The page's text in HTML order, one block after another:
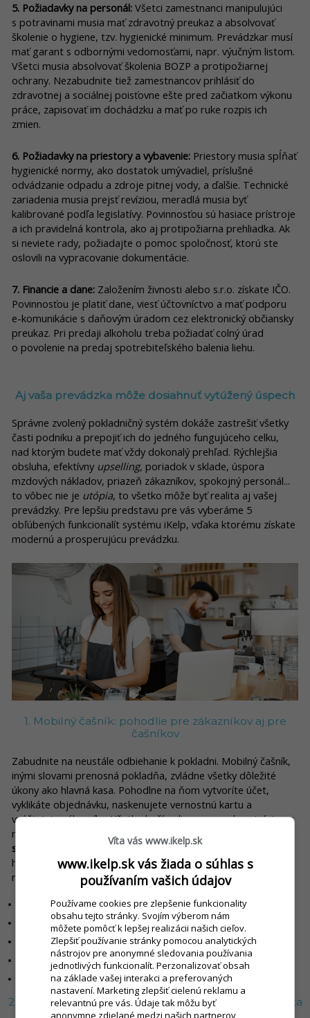
5. Požiadavky na personál: Všetci zamestnanci manipulujúci
s potravinami musia mať zdravotný preukaz a absolvovať
školenie o hygiene, tzv. hygienické minimum. Prevádzkar musí
mať garant s odbornými vedomosťami, napr. výučným listom.
Všetci musia absolvovať školenia BOZP a protipožiarnej
ochrany. Nezabudnite tiež zamestnancov prihlásiť do
zdravotnej a sociálnej poisťovne ešte pred začiatkom výkonu
práce, zapisovať im dochádzku a mať po ruke rozpis ich
zmien.
6. Požiadavky na priestory a vybavenie: Priestory musia spĺňať
hygienické normy, ako dostatok umývadiel, príslušné
odvádzanie odpadu a zdroje pitnej vody, a ďalšie. Technické
zariadenia musia prejsť revíziou, meradlá musia byť
kalibrované podľa legislatívy. Povinnosťou sú hasiace prístroje
a ich pravidelná kontrola, ako aj protipožiarna prehliadka. Ak
si neviete rady, požiadajte o pomoc spoločnosť, ktorú ste
oslovili na vypracovanie dokumentácie.
7. Financie a dane: Založením živnosti alebo s.r.o. získate IČO.
Povinnosťou je platiť dane, viesť účtovníctvo a mať podporu
e-komunikácie s daňovým úradom cez elektronický občiansky
preukaz. Pri predaji alkoholu treba požiadať colný úrad
o povolenie na predaj spotrebiteľského balenia liehu.
Aj vaša prevádzka môže dosiahnuť vytúžený úspech
Správne zvolený pokladničný systém dokáže zastrešiť všetky
časti podniku a prepojiť ich do jedného fungujúceho celku,
nad ktorým budete mať vždy dokonalý prehľad. Rýchlejšia
obsluha, efektívny upselling, poriadok v sklade, úspora
mzdových nákladov, priazeň zákazníkov, spokojný personál...
to vôbec nie je utópia, to všetko môže byť realita aj vašej
prevádzky. Pre lepšiu predstavu pre vás vyberáme 5
obľúbených funkcionalít systému iKelp, vďaka ktorému získate
modernú a prosperujúcu prevádzku.
1. Mobilný čašník: pohodlie pre zákazníkov aj pre
čašníkov
Zabudnite na neustále odbiehanie k pokladni. Mobilný čašník,
inými slovami prenosná pokladňa, zvládne všetky dôležité
úkony ako hlavná kasa. Pohodlne na ňom vytvoríte účet,
vyklikáte objednávku, naskenujete vernostnú kartu a
vyúčtujete zákazníka. Všetko beží online, so synchronizáciou v
reálnom čase - a to priamo na termináli alebo
smartfóne
či tablete. Nemusíte dokupovať žiaden ďalší
hardvér, obsluha má vždy aktuálne informácie a jednoducho
rozposiela objednávky za bar a do kuchyne priamo z rajónu.
Rýchlejšia obsluha zákazníkov
Menej prešľapov pri zadávaní objednávok
Možnosť naskenovania zákazníckych kariet
Hravo zastúpi brigádnikov aj počas najrušnejších špičiek
Funguje na akomkoľvek zariadení s pripojením na Wi-Fi
2. Inteligentný stôl s QR: váš podnik v mobile zákazníka
Víta vás www.ikelp.sk
www.ikelp.sk vás žiada o súhlas s
používaním vašich údajov
Používame cookies pre zlepšenie funkcionality
obsahu tejto stránky. Svojím výberom nám
môžete pomôcť k lepšej realizácii našich cieľov.
Zlepšiť používanie stránky pomocou analytických
nástrojov pre anonymné sledovania používania
jednotlivých funkcionalít. Perzonalizovať obsah
na základe vašej interakci a preferovaných
nastavení. Marketing zlepšiť cielenú reklamu a
relevantnú pre vás. Údaje tak môžu byť
anonymne zdielané medzi našich partnerov,